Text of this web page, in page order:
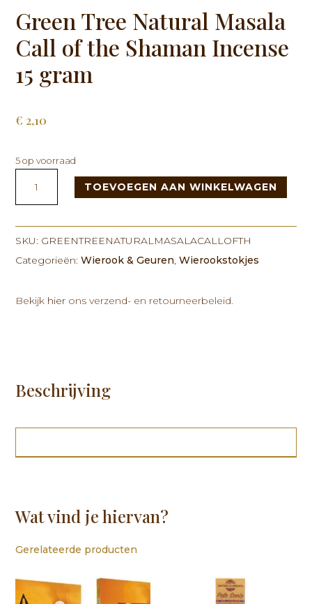
Green Tree Natural Masala
Call of the Shaman Incense
15 gram
€ 2,10
5 op voorraad
Natural
Masala
Call
of
Incense
TOEVOEGEN AAN WINKELWAGEN
SKU: GREENTREENATURALMASALACALLOFTH
Categorieën:Wierook & Geuren,Wierookstokjes
Bekijk hier ons verzend- en retourneerbeleid.
Beschrijving
Wat vind je hiervan?
Gerelateerde producten